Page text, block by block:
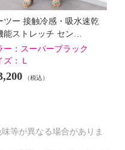
ツー 接触冷感・吸水速乾
能ストレッチ セン…
ー： スーパーブラック
ズ：
Ｌ
（税込）
等が異なる場合がありま